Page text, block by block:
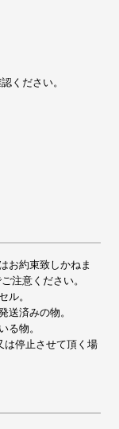
ください。
お約束致しかねま
注意ください。
ル。
送済みの物。
る物。
は停止させて頂く場